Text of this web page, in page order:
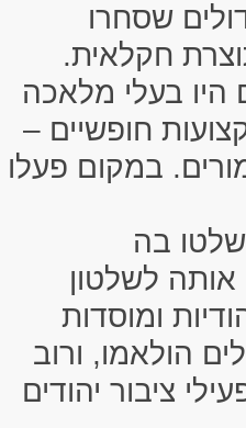
שסחרו
חקלאית.
בעלי מלאכה
חופשיים –
במקום פעלו
ושלטו בה
לשלטון
ומוסדות
הולאמו, ורוב
ציבור יהודים